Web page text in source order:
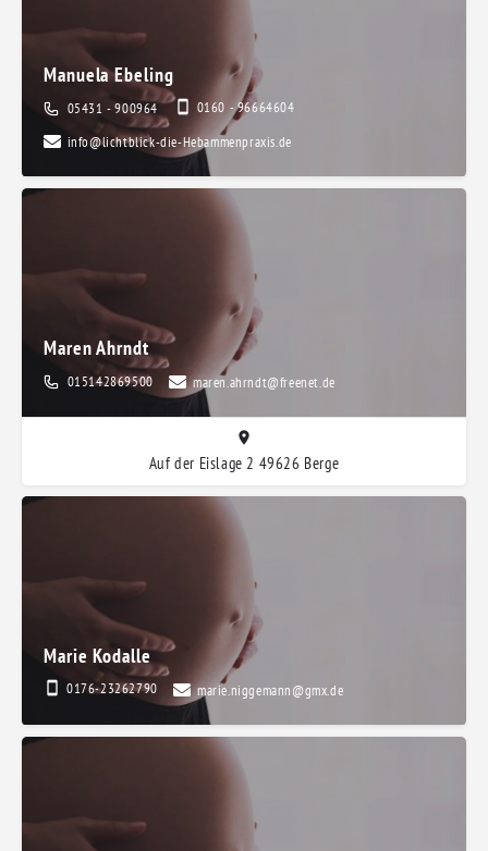
Manuela Ebeling
05431 - 900964
0160 - 96664604
info@lichtblick-die-Hebammenpraxis.de
Maren Ahrndt
015142869500 maren.ahrndt@freenet.de
Auf der Eislage 2 49626 Berge
Marie Kodalle
0176-23262790 marie.niggemann@gmx.de